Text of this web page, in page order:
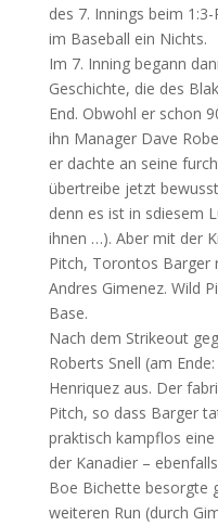
des 7. Innings beim
im Baseball ein Nichts.
Im 7. Inning begann
Geschichte, die des
End. Obwohl er schon
ihn Manager Dave
er dachte an seine
übertreibe jetzt
denn es ist in sdiesem
ihnen …). Aber mit der
Pitch, Torontos Barger
Andres Gimenez. Wild
Base.
Nach dem Strikeout
Roberts Snell (am
Henriquez aus. Der
Pitch, so dass Barger
praktisch kampflos
der Kanadier –
Boe Bichette besorgte
weiteren Run (durch